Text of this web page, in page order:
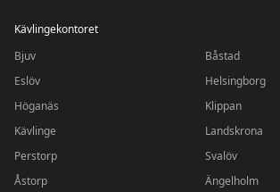
Kävlingekontoret
Bjuv
Båstad
Eslöv
Helsingborg
Höganäs
Klippan
Kävlinge
Landskrona
Perstorp
Svalöv
Åstorp
Ängelholm